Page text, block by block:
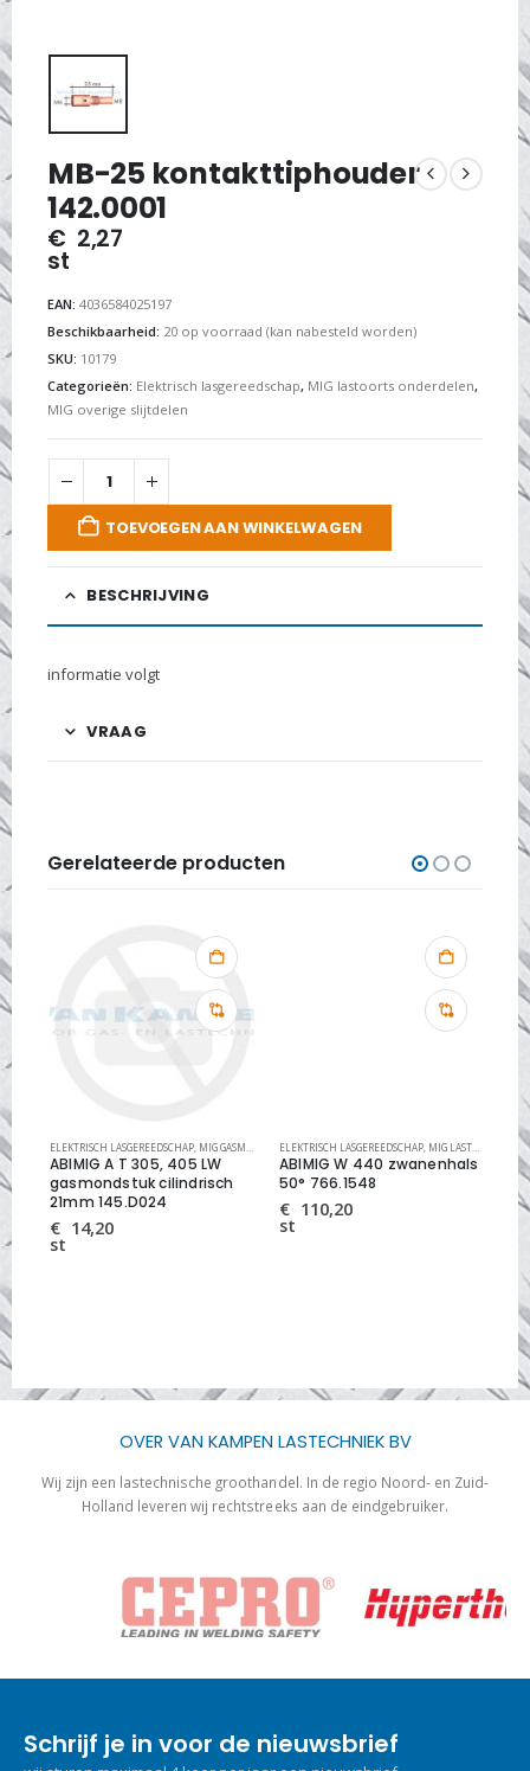
MB-25 kontakttiphouder
142.0001
€ 2,27
st
EAN: 4036584025197
Beschikbaarheid: 20 op voorraad (kan nabesteld worden)
SKU: 10179
Categorieën: Elektrisch lasgereedschap, MIG lastoorts onderdelen,
MIG overige slijtdelen
TOEVOEGEN AAN WINKELWAGEN
BESCHRIJVING
informatie volgt
VRAAG
Gerelateerde producten
CLASSIC ,TIG LASTOORTS ONDERDELEN ABITIG CLASSIC EN PRO
ELEKTRISCH LASGEREEDSCHAP, MIG GASMONDSTUKKEN ,MIG LASTOORTS ONDERDELEN
ABIMIG A T 305, 405 LW
gasmondstuk cilindrisch
21mm 145.D024
€ 14,20
st
ELEKTRISCH LASGEREEDSCHAP, MIG LASTOORTS ONDERDELEN
ABIMIG W 440 zwanenhals
50° 766.1548
€ 110,20
st
OVER VAN KAMPEN LASTECHNIEK BV
Wij zijn een lastechnische groothandel. In de regio Noord- en Zuid-
Holland leveren wij rechtstreeks aan de eindgebruiker.
wij sturen maximaal 4 keer per jaar een nieuwsbrief.